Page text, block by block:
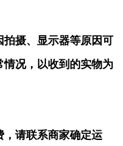
摄、显示器等原因可
况，以收到的实物为
，请联系商家确定运